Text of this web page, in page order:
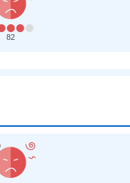
82